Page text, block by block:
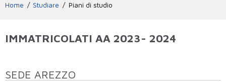
Home Studiare Piani di studio
IMMATRICOLATI AA 2023- 2024
SEDE AREZZO